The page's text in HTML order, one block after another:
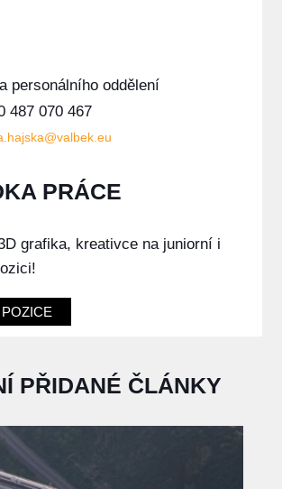
personálního oddělení
487 070 467
PRÁCE
grafika, kreativce na juniorní i
PŘIDANÉ ČLÁNKY